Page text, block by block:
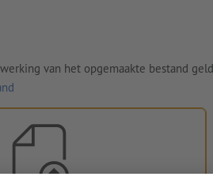
van het opgemaakte bestand